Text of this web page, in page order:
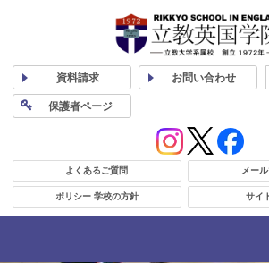
資料請求 お問い合わせ
保護者ページ
よくあるご質問 メー
ポリシー 学校の方針 サイ